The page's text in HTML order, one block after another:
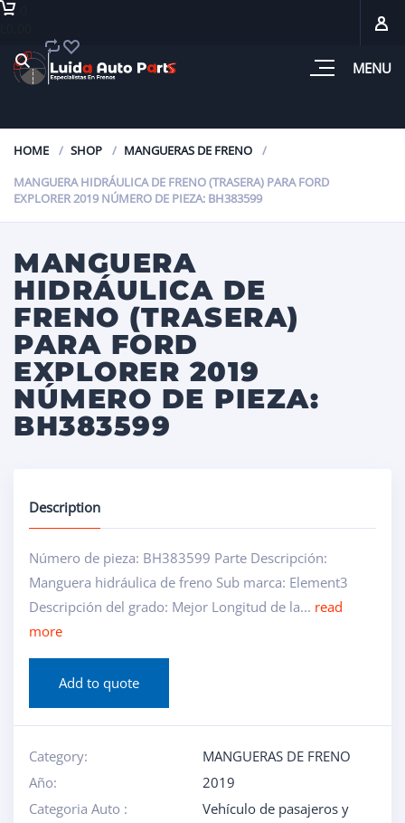
MENU
HOME SHOP
MANGUERAS DE FRENO
MANGUERA HIDRÁULICA DE FRENO (TRASERA) PARA FORD
EXPLORER 2019 NÚMERO DE PIEZA: BH383599
MANGUERA
HIDRÁULICA DE
FRENO (TRASERA)
PARA FORD
EXPLORER 2019
NÚMERO DE PIEZA:
BH383599
Description
Número de pieza: BH383599 Parte Descripción:
Manguera hidráulica de freno Sub marca: Element3
Descripción del grado: Mejor Longitud de la... read
more
Add to quote
Category:
MANGUERAS DE FRENO
Año:
2019
Categoria Auto :
Vehículo de pasajeros y